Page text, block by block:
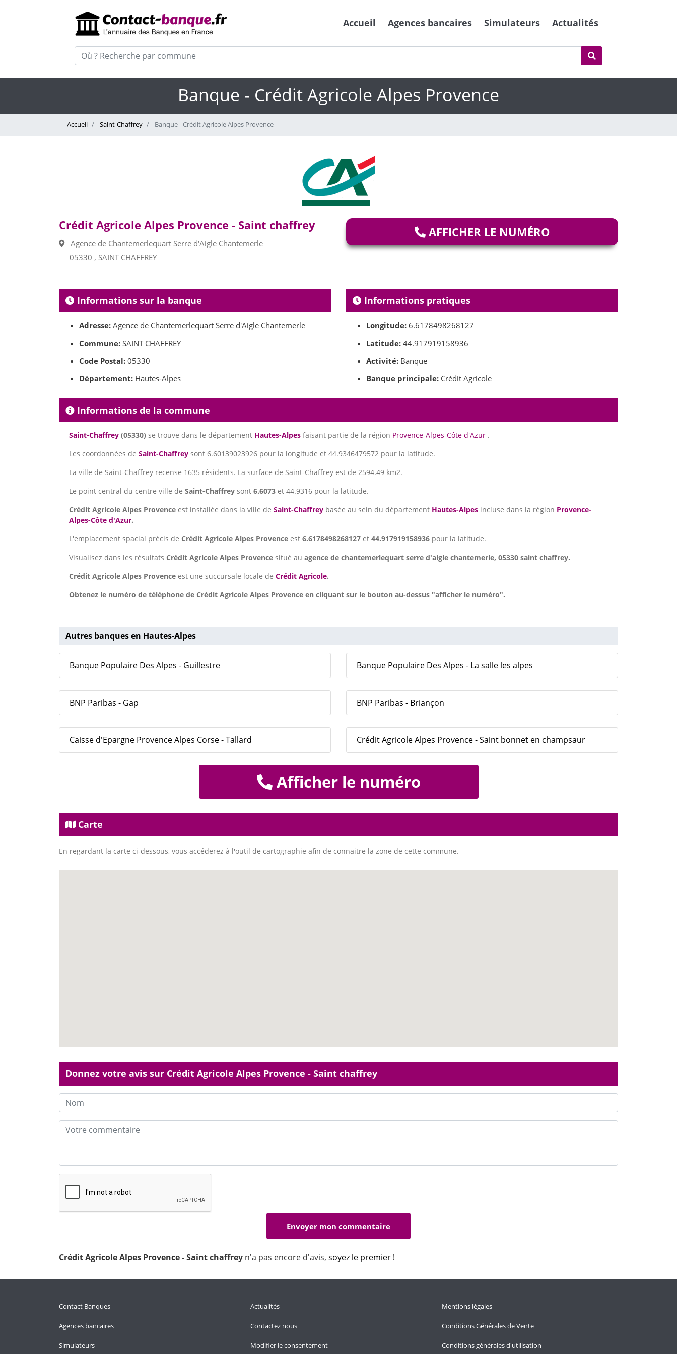
Accueil Agences bancaires Simulateurs Actualités
Banque - Crédit Agricole Alpes Provence
Accueil Saint-Chaffrey Banque - Crédit Agricole Alpes Provence
Crédit Agricole Alpes Provence - Saint chaffrey
Agence de Chantemerlequart Serre d'Aigle Chantemerle
05330 , SAINT CHAFFREY
AFFICHER LE NUMÉRO
Informations sur la banque
Adresse: Agence de Chantemerlequart Serre d'Aigle Chantemerle
Commune: SAINT CHAFFREY
Code Postal: 05330
Département: Hautes-Alpes
Informations pratiques
Longitude: 6.6178498268127
Latitude: 44.917919158936
Activité: Banque
Banque principale: Crédit Agricole
Informations de la commune
Saint-Chaffrey (05330) se trouve dans le département Hautes-Alpes faisant partie de la région Provence-Alpes-Côte d'Azur .
Les coordonnées de Saint-Chaffrey sont 6.60139023926 pour la longitude et 44.9346479572 pour la latitude.
La ville de Saint-Chaffrey recense 1635 résidents. La surface de Saint-Chaffrey est de 2594.49 km2.
Le point central du centre ville de Saint-Chaffrey sont 6.6073 et 44.9316 pour la latitude.
Crédit Agricole Alpes Provence est installée dans la ville de Saint-Chaffrey basée au sein du département Hautes-Alpes incluse dans la région Provence-
Alpes-Côte d'Azur.
L'emplacement spacial précis de Crédit Agricole Alpes Provence est 6.6178498268127 et 44.917919158936 pour la latitude.
Visualisez dans les résultats Crédit Agricole Alpes Provence situé au agence de chantemerlequart serre d'aigle chantemerle, 05330 saint chaffrey.
Crédit Agricole Alpes Provence est une succursale locale de Crédit Agricole.
Obtenez le numéro de téléphone de Crédit Agricole Alpes Provence en cliquant sur le bouton au-dessus "afficher le numéro".
Autres banques en Hautes-Alpes
Banque Populaire Des Alpes - Guillestre Banque Populaire Des Alpes - La salle les alpes
BNP Paribas - Gap BNP Paribas - Briançon
Caisse d'Epargne Provence Alpes Corse - Tallard Crédit Agricole Alpes Provence - Saint bonnet en champsaur
Afficher le numéro
Carte
En regardant la carte ci-dessous, vous accéderez à l'outil de cartographie afin de connaitre la zone de cette commune.
Donnez votre avis sur Crédit Agricole Alpes Provence - Saint chaffrey
Crédit Agricole Alpes Provence - Saint chaffrey n'a pas encore d'avis, soyez le premier !
Contact Banques
Agences bancaires
Simulateurs
Actualités
Contactez nous
Modifier le consentement
Mentions légales
Conditions Générales de Vente
Conditions générales d'utilisation